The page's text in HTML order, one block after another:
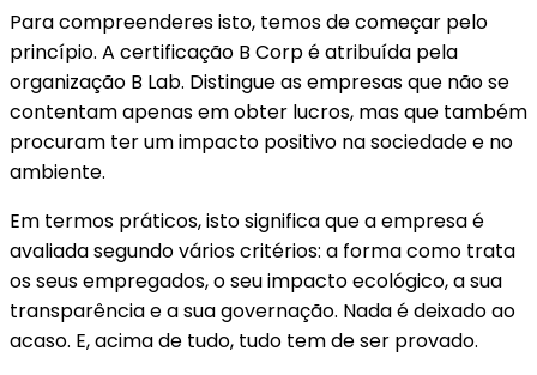
Para compreenderes isto, temos de começar pelo
princípio. A certificação B Corp é atribuída pela
organização B Lab. Distingue as empresas que não se
contentam apenas em obter lucros, mas que também
procuram ter um impacto positivo na sociedade e no
ambiente.
Em termos práticos, isto significa que a empresa é
avaliada segundo vários critérios: a forma como trata
os seus empregados, o seu impacto ecológico, a sua
transparência e a sua governação. Nada é deixado ao
acaso. E, acima de tudo, tudo tem de ser provado.